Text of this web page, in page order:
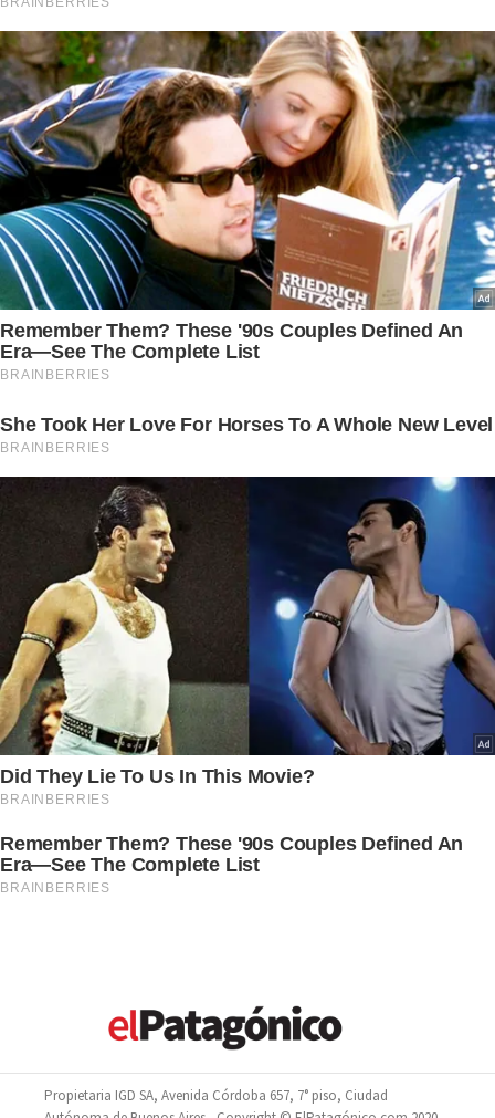
Propietaria IGD SA, Avenida Córdoba 657, 7° piso, Ciudad